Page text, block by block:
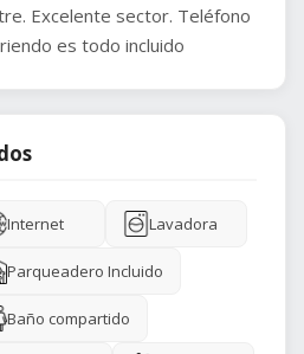
Excelente sector. Teléfono
es todo incluido
Internet Lavadora
Parqueadero Incluido
Baño compartido